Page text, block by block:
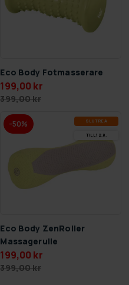
Eco Body Fotmasserare
199,00 kr
399,00 kr
-50% SLUT­REA
TILL 12.8.
Eco Body ZenRoller
Massagerulle
199,00 kr
399,00 kr